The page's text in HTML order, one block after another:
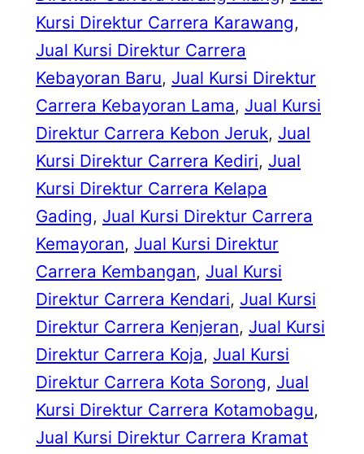
Kursi Direktur Carrera Karawang
Jual Kursi Direktur Carrera
Kebayoran Baru, Jual Kursi Direktur
Carrera Kebayoran Lama, Jual Kursi
Direktur Carrera Kebon Jeruk, Jual
Kursi Direktur Carrera Kediri, Jual
Kursi Direktur Carrera Kelapa
Gading, Jual Kursi Direktur Carrera
Kemayoran, Jual Kursi Direktur
Carrera Kembangan, Jual Kursi
Direktur Carrera Kendari, Jual Kursi
Direktur Carrera Kenjeran, Jual Kursi
Direktur Carrera Koja, Jual Kursi
Direktur Carrera Kota Sorong, Jual
Kursi Direktur Carrera Kotamobagu
Jual Kursi Direktur Carrera Kramat